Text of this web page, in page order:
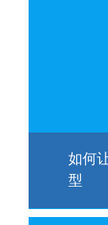
整
厂
据
如何
型